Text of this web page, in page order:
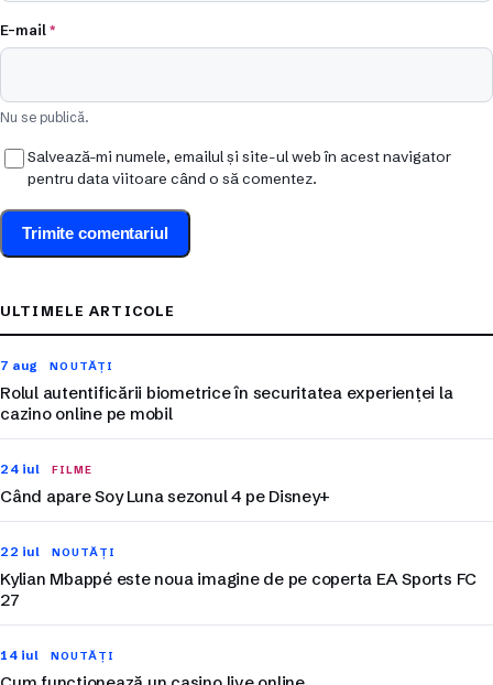
E-mail*
Nu se publică.
Salvează-mi numele, emailul și site-ul web în acest navigator
pentru data viitoare când o să comentez.
ULTIMELE ARTICOLE
7 aug NOUTĂȚI
Rolul autentificării biometrice în securitatea experienței la
cazino online pe mobil
24 iul FILME
Când apare Soy Luna sezonul 4 pe Disney+
22 iul NOUTĂȚI
Kylian Mbappé este noua imagine de pe coperta EA Sports FC
27
14 iul NOUTĂȚI